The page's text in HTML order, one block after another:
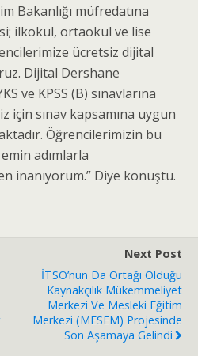
Bakanlığı müfredatına
ilkokul, ortaokul ve lise
ücretsiz dijital
Dijital Dershane
ve KPSS (B) sınavlarına
için sınav kapsamına uygun
Öğrencilerimizin bu
adımlarla
inanıyorum.” Diye konuştu.
Next Post
İTSO’nun Da Ortağı Olduğu
Kaynakçılık Mükemmeliyet
Merkezi Ve Mesleki Eğitim
Merkezi (MESEM) Projesinde
Son Aşamaya Gelindi